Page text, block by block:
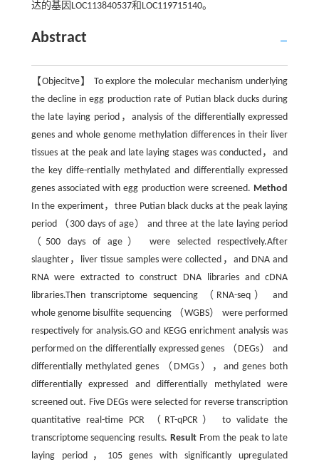
达的基因LOC113840537和LOC119715140。
Abstract
【Objecitve】 To explore the molecular mechanism underlying
the decline in egg production rate of Putian black ducks during
the late laying period，analysis of the differentially expressed
genes and whole genome methylation differences in their liver
tissues at the peak and late laying stages was conducted，and
the key diffe-rentially methylated and differentially expressed
genes associated with egg production were screened. Method
In the experiment，three Putian black ducks at the peak laying
period （300 days of age） and three at the late laying period
（500 days of age） were selected respectively.After
slaughter，liver tissue samples were collected，and DNA and
RNA were extracted to construct DNA libraries and cDNA
libraries.Then transcriptome sequencing （RNA-seq） and
whole genome bisulfite sequencing （WGBS） were performed
respectively for analysis.GO and KEGG enrichment analysis was
performed on the differentially expressed genes （DEGs） and
differentially methylated genes （DMGs），and genes both
differentially expressed and differentially methylated were
screened out. Five DEGs were selected for reverse transcription
quantitative real-time PCR （RT-qPCR） to validate the
transcriptome sequencing results.Result From the peak to late
laying period，105 genes with significantly upregulated